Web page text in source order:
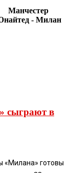
Манчестер
- Милан
сыграют в
«Милана» готовы